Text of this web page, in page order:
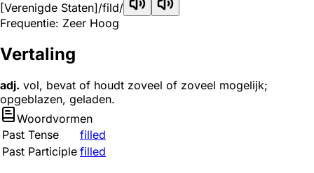
[Verenigde Staten]/fild/
Frequentie: Zeer Hoog
Vertaling
adj. vol, bevat of houdt zoveel of zoveel mogelijk;
opgeblazen, geladen.
Woordvormen
Past Tense
filled
Past Participle filled